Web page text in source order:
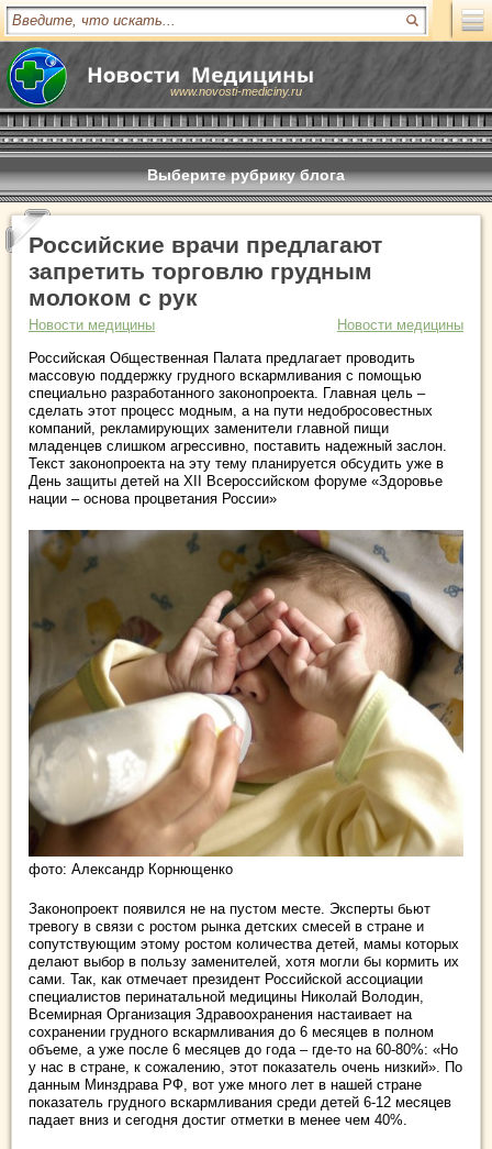
www.novosti-mediciny.ru
Выберите рубрику блога
Российские врачи предлагают
запретить торговлю грудным
молоком с рук
Новости медицины
Новости медицины
Российская Общественная Палата предлагает проводить
массовую поддержку грудного вскармливания с помощью
специально разработанного законопроекта. Главная цель –
сделать этот процесс модным, а на пути недобросовестных
компаний, рекламирующих заменители главной пищи
младенцев слишком агрессивно, поставить надежный заслон.
Текст законопроекта на эту тему планируется обсудить уже в
День защиты детей на XII Всероссийском форуме «Здоровье
нации – основа процветания России»
фото: Александр Корнющенко
Законопроект появился не на пустом месте. Эксперты бьют
тревогу в связи с ростом рынка детских смесей в стране и
сопутствующим этому ростом количества детей, мамы которых
делают выбор в пользу заменителей, хотя могли бы кормить их
сами. Так, как отмечает президент Российской ассоциации
специалистов перинатальной медицины Николай Володин,
Всемирная Организация Здравоохранения настаивает на
сохранении грудного вскармливания до 6 месяцев в полном
объеме, а уже после 6 месяцев до года – где-то на 60-80%: «Но
у нас в стране, к сожалению, этот показатель очень низкий». По
данным Минздрава РФ, вот уже много лет в нашей стране
показатель грудного вскармливания среди детей 6-12 месяцев
падает вниз и сегодня достиг отметки в менее чем 40%.